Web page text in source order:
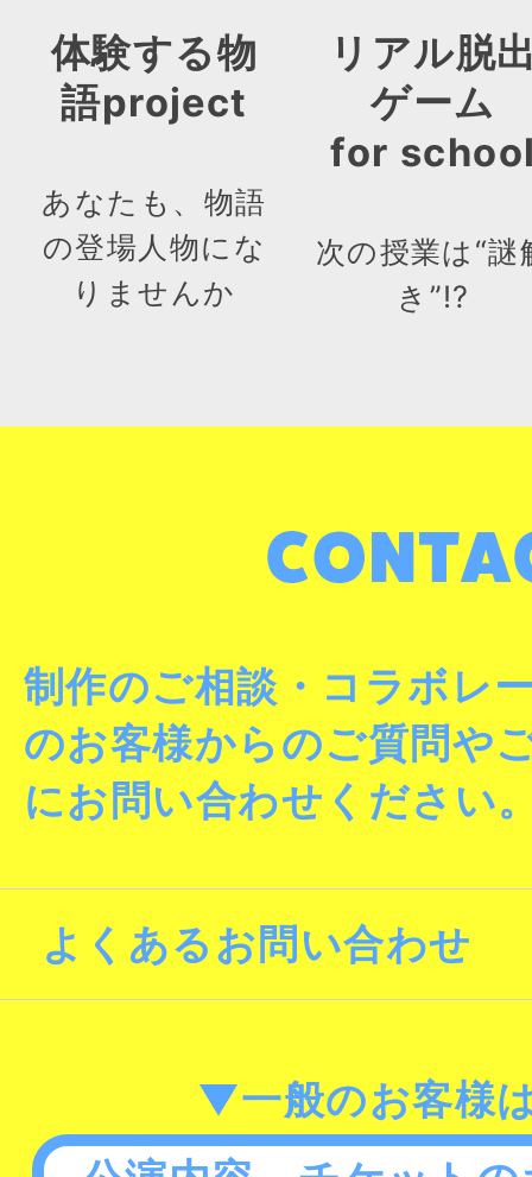
体験する物
語project
あなたも、物語
の登場人物にな
りませんか
リアル脱
ゲーム
for
次の授業は“謎
き”!?
制作のご相談・コラボレ
のお客様からのご質問や
にお問い合わせください
よくあるお問い合わせ
▼一般のお客様